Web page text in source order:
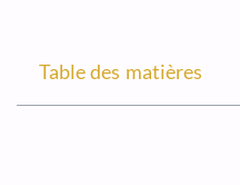
Table des matières